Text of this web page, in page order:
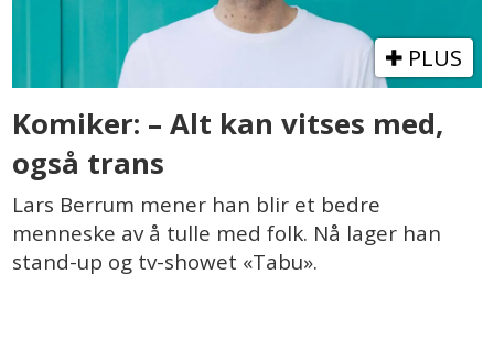
PLUS
Komiker: – Alt kan vitses med,
også trans
Lars Berrum mener han blir et bedre
menneske av å tulle med folk. Nå lager han
stand-up og tv-showet «Tabu».